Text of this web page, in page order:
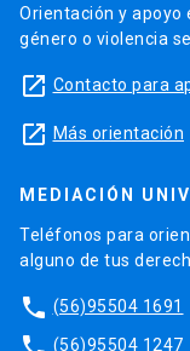
Orientación y apoyo
género o violencia
launch Contacto para
launch Más orientación
MEDIACIÓN
Teléfonos para
alguno de tus
phone (56)95504 1691
(56)95504 1247